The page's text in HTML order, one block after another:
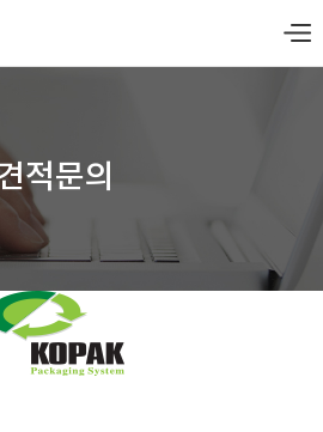
적문의